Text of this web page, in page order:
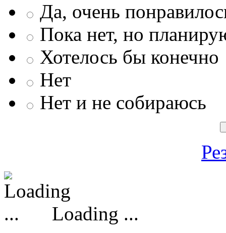
Да, очень
Пока нет, но
Хотелось бы конечно
Нет
Нет и не собираюсь
Loading ...